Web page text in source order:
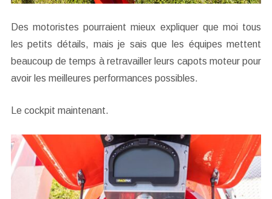
Des motoristes pourraient mieux expliquer que moi tous
les petits détails, mais je sais que les équipes mettent
beaucoup de temps à retravailler leurs capots moteur pour
avoir les meilleures performances possibles.
Le cockpit maintenant.